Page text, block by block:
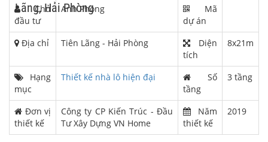
Lãng, Hải Phòng
Chủ
đầu tư
Anh Phong
Mã
dự án
Địa chỉ
Tiên Lãng - Hải Phòng
Diện
tích
8x21m
Hạng
mục
Thiết kế nhà lô hiện đại
Số
tầng
3 tầng
Đơn vị
thiết kế
Công ty CP Kiến Trúc - Đầu
Tư Xây Dựng VN Home
Năm
thiết kế
2019